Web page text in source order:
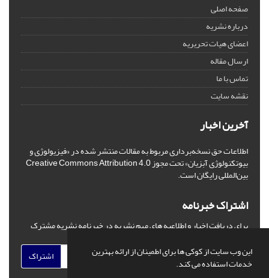
این وب سایت از کوکی ها برای اطمینان از ارائه بهترین
خدمات استفاده می کند.
صفحه اصلی
درباره نشریه
اعضای هیات تحریریه
ارسال مقاله
تماس با ما
نقشه سایت
آخرین اخبار
اطلاعات حق نسخه‌برداری مربوط به مقالات منتشر شده در «فیزیولوژی و
بیوتکنولوژی آبزیان» تحت مجوز Creative Commons Attribution 4.0
بین‌المللی رایگان است.
اشتراک خبرنامه
برای دریافت اخبار و اطلاعیه های مهم نشریه در خبرنامه نشریه مشترک
اشتراک